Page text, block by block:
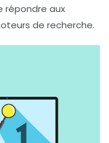
répondre aux
de recherche.